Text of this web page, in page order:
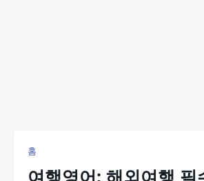
홈
여행영어: 해외여행 필